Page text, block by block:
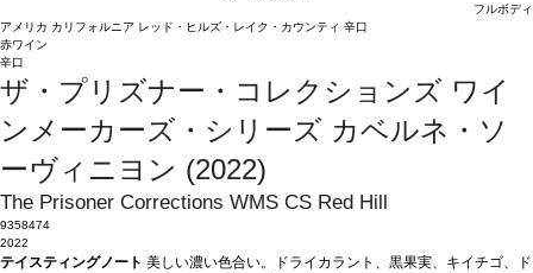
フルボディ
アメリカ カリフォルニア レッド・ヒルズ・レイク・カウンティ 辛口
赤ワイン
辛口
ザ・プリズナー・コレクションズ ワイ
ンメーカーズ・シリーズ カベルネ・ソ
ーヴィニヨン (2022)
The Prisoner Corrections WMS CS Red Hill
9358474
2022
テイスティングノート 美しい濃い色合い。ドライカラント、黒果実、キイチゴ、ド